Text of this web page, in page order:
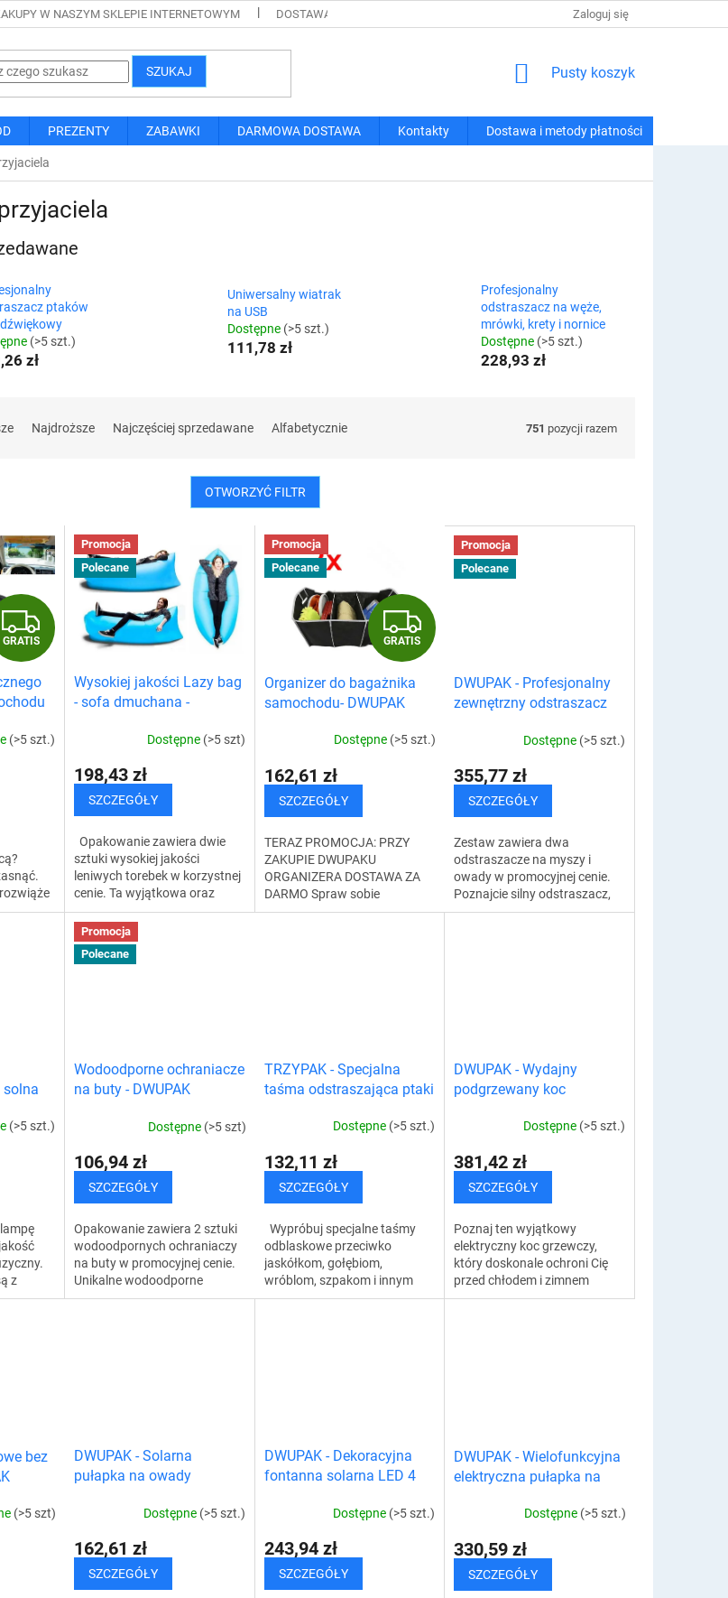
W NASZYM SKLEPIE INTERNETOWYM DOSTAWA I METODY PŁATNOŚCI REGULAMIN ZAKUPÓW
Zaloguj się
SZUKAJ KOSZYK
Pusty koszyk
PREZENTY ZABAWKI DARMOWA DOSTAWA Kontakty Dostawa i metody płatności
ptaków
(>5 szt.)
zł
Uniwersalny wiatrak
na USB
Dostępne (>5 szt.)
111,78 zł
Profesjonalny
odstraszacz na węże,
mrówki, krety i nornice
Dostępne (>5 szt.)
228,93 zł
Najdroższe Najczęściej sprzedawane Alfabetycznie 751 pozycji razem
OTWORZYĆ FILTR
G
R
A
T
GRATIS
(>5 szt.)
z
Promocja
Polecane
Wysokiej jakości Lazy bag
- sofa dmuchana -
Dostępne (>5 szt)
198,43 zł
SZCZEGÓŁY
Opakowanie zawiera dwie
sztuki wysokiej jakości
leniwych torebek w korzystnej
cenie. Ta wyjątkowa oraz
wysokiej jakości
nadmuchiwana sofa pozwoli
Ci wygodnie odpocząć w...
Promocja
Polecane
G
R
T
GRATIS
Organizer do bagażnika
samochodu- DWUPAK
Dostępne (>5 szt.)
162,61 zł
SZCZEGÓŁY
TERAZ PROMOCJA: PRZY
ZAKUPIE DWUPAKU
ORGANIZERA DOSTAWA ZA
DARMO Spraw sobie
podręcznego asystenta
Promocja
Polecane
DWUPAK - Profesjonalny
zewnętrzny odstraszacz
gryzonie i owady
Dostępne (>5 szt.)
355,77 zł
SZCZEGÓŁY
Zestaw zawiera dwa
odstraszacze na myszy i
owady w promocyjnej cenie.
Poznajcie silny odstraszacz,
który doskonale odstrasza
solna
(>5 szt.)
z
na
Promocja
Polecane
Wodoodporne ochraniacze
na buty - DWUPAK
Dostępne (>5 szt)
106,94 zł
SZCZEGÓŁY
Opakowanie zawiera 2 sztuki
wodoodpornych ochraniaczy
na buty w promocyjnej cenie.
Unikalne wodoodporne
ochraniacze na buty
TRZYPAK - Specjalna
taśma odstraszająca ptaki
Dostępne (>5 szt.)
132,11 zł
SZCZEGÓŁY
Wypróbuj specjalne taśmy
odblaskowe przeciwko
jaskółkom, gołębiom,
wróblom, szpakom i innym
ptakom, a z łatwością
DWUPAK - Wydajny
podgrzewany koc
Dostępne (>5 szt.)
381,42 zł
SZCZEGÓŁY
Poznaj ten wyjątkowy
elektryczny koc grzewczy,
który doskonale ochroni Cię
przed chłodem i zimnem
nawet w najchłodniejsze
bez
(>5 szt)
DWUPAK - Solarna
pułapka na owady
Dostępne (>5 szt.)
162,61 zł
SZCZEGÓŁY
DWUPAK - Dekoracyjna
fontanna solarna LED 4
Dostępne (>5 szt.)
243,94 zł
SZCZEGÓŁY
DWUPAK - Wielofunkcyjna
elektryczna pułapka na
Dostępne (>5 szt.)
330,59 zł
SZCZEGÓŁY